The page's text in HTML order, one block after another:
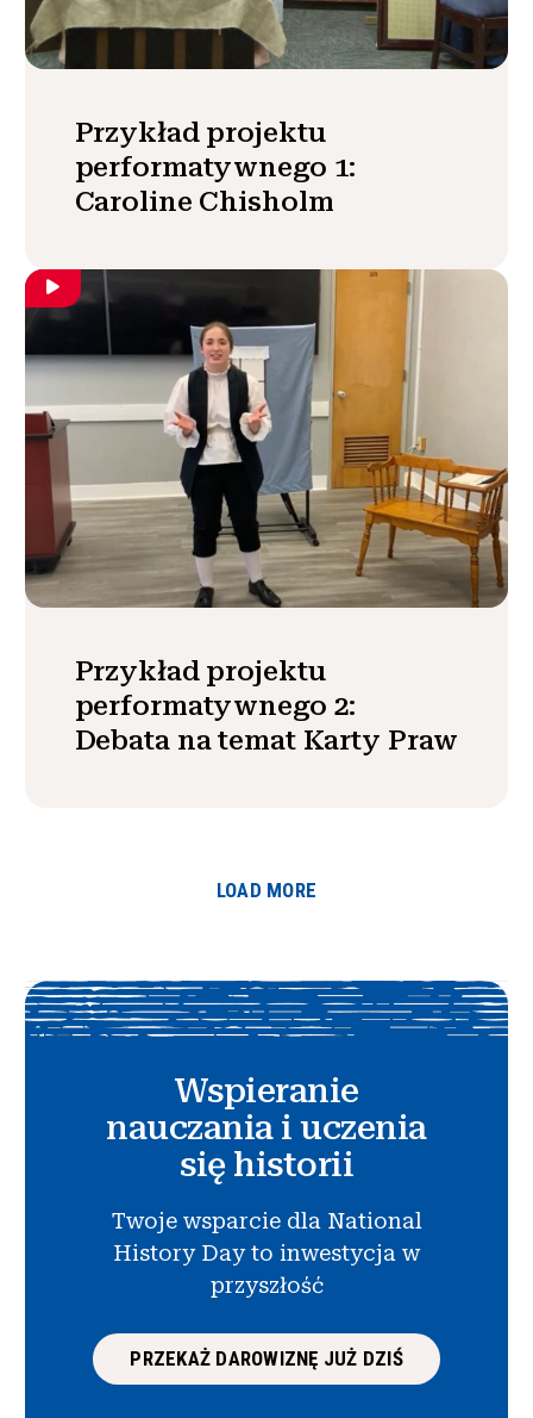
Przykład projektu
performatywnego 1:
Caroline Chisholm
Przykład projektu
performatywnego 2:
Debata na temat Karty Praw
LOAD MORE
Wspieranie
nauczania i uczenia
się historii
Twoje wsparcie dla National
History Day to inwestycja w
przyszłość
PRZEKAŻ DAROWIZNĘ JUŻ DZIŚ